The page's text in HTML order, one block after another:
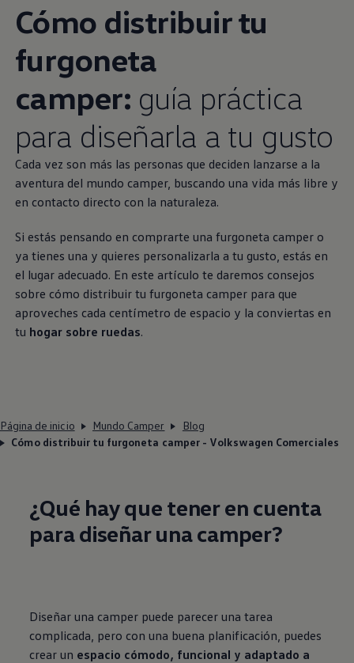
Cómo distribuir tu
furgoneta
camper: guía práctica
para diseñarla a tu gusto
Cada vez son más las personas que deciden lanzarse a la
aventura del mundo camper, buscando una vida más libre y
en contacto directo con la naturaleza.
Si estás pensando en comprarte una furgoneta camper o
ya tienes una y quieres personalizarla a tu gusto, estás en
el lugar adecuado. En este artículo te daremos consejos
sobre cómo distribuir tu furgoneta camper para que
aproveches cada centímetro de espacio y la conviertas en
tu hogar sobre ruedas.
Página de inicio Mundo Camper
Blog
Cómo distribuir tu furgoneta camper - Volkswagen Comerciales
¿Qué hay que tener en cuenta
para diseñar una camper?
Diseñar una camper puede parecer una tarea
complicada, pero con una buena planificación, puedes
crear un espacio cómodo, funcional y adaptado a